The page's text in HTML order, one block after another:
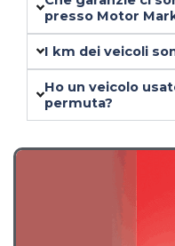
Domande
Che garanzie ci
I km dei veicoli
permuta?